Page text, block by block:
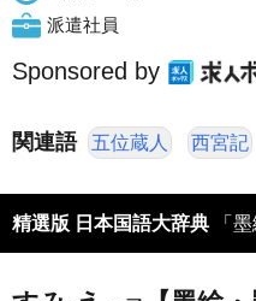
派遣社員
Sponsored by
関連語 五位蔵人 西宮記
精選版 日本国語大辞典 「